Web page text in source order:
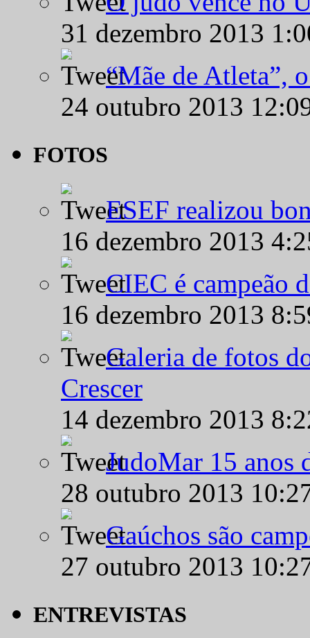
31 dezembro 2013
“Mãe de Atleta”,
24 outubro 2013
FOTOS
ESEF realizou
16 dezembro 2013
CIEC é campeão
16 dezembro 2013
Galeria de fotos
Crescer
14 dezembro 2013
JudoMar 15 anos
28 outubro 2013
Gaúchos são
27 outubro 2013
ENTREVISTAS